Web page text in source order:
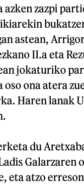
azken zazpi
astean,
II.a eta
jokaturiko
ona atera
Haren lanak
du
Galarzaren
eta atzo